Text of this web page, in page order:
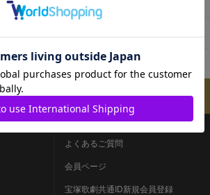
メールマガジンのご案内
よくあるご質問
会員ページ
宝塚歌劇共通ID新規会員登録